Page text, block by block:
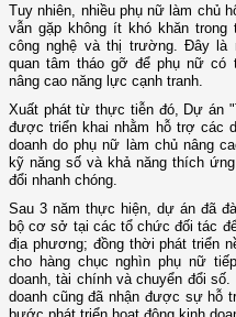
Tuy nhiên, nhiều phụ nữ làm chủ
vẫn gặp không ít khó khăn
công nghệ và thị trường. Đây
quan tâm tháo gỡ để phụ nữ có
nâng cao năng lực cạnh tranh.
Xuất phát từ thực tiễn đó, Dự án
được triển khai nhằm hỗ trợ các
doanh do phụ nữ làm chủ nâng
kỹ năng số và khả năng thích
đổi nhanh chóng.
Sau 3 năm thực hiện, dự án đã
bộ cơ sở tại các tổ chức đối tác
địa phương; đồng thời phát triển
cho hàng chục nghìn phụ nữ
doanh, tài chính và chuyển đổi
doanh cũng đã nhận được sự hỗ